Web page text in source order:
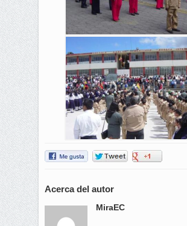
Acerca del autor
MiraEC